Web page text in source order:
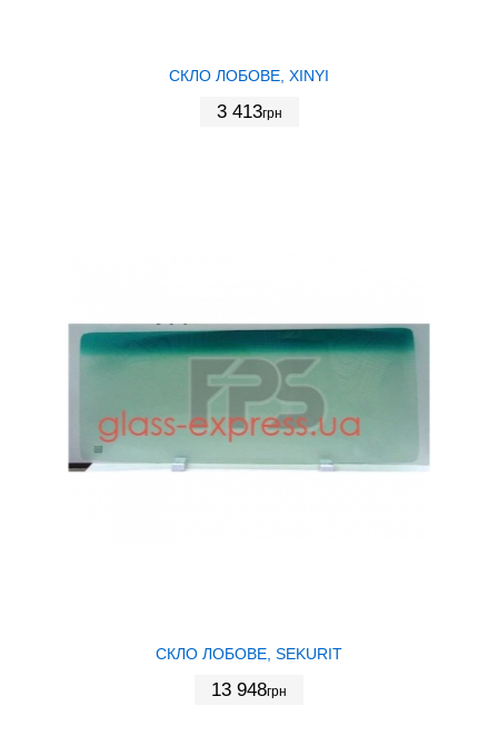
СКЛО ЛОБОВЕ, XINYI
3 413грн
СКЛО ЛОБОВЕ, SEKURIT
13 948грн